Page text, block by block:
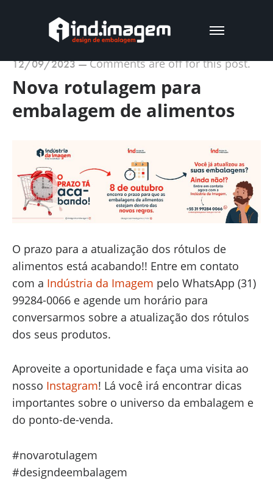
12/09/2023—Comments are off for this post.
Nova rotulagem para
embalagem de alimentos
O prazo para a atualização dos rótulos de
alimentos está acabando!! Entre em contato
com a Indústria da Imagem pelo WhatsApp (31)
99284-0066 e agende um horário para
conversarmos sobre a atualização dos rótulos
dos seus produtos.
Aproveite a oportunidade e faça uma visita ao
nosso Instagram! Lá você irá encontrar dicas
importantes sobre o universo da embalagem e
do ponto-de-venda.
#novarotulagem
#designdeembalagem